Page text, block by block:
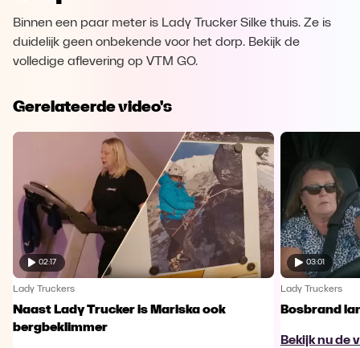
Binnen een paar meter is Lady Trucker Silke thuis. Ze is
duidelijk geen onbekende voor het dorp. Bekijk de
volledige aflevering op VTM GO.
Gerelateerde video's
02:17
Lady Truckers
Naast Lady Trucker is Mariska ook
bergbeklimmer
03:01
Lady Truckers
Bosbrand
Bekijk nu de